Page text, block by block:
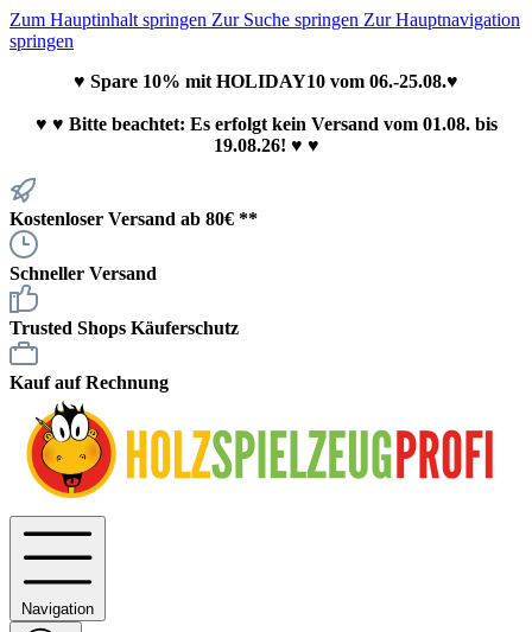
Zum Hauptinhalt springen Zur Suche springen Zur Hauptnavigation
springen
♥ Spare 10% mit HOLIDAY10 vom 06.-25.08.♥
♥ ♥ Bitte beachtet: Es erfolgt kein Versand vom 01.08. bis
19.08.26! ♥ ♥
Kostenloser Versand ab 80€ **
Schneller Versand
Trusted Shops Käuferschutz
Kauf auf Rechnung
Navigation